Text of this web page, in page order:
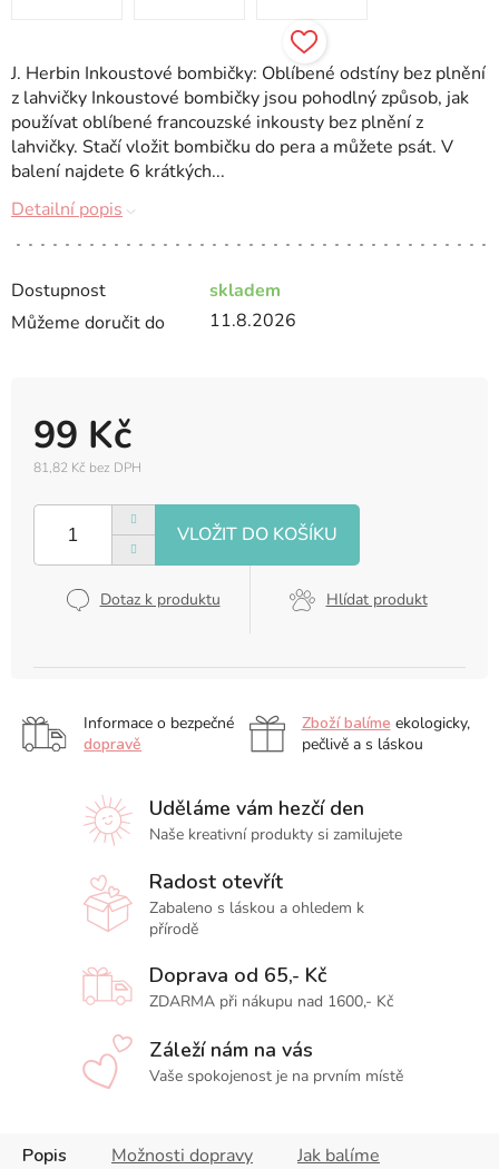
Dostupnost
skladem
Můžeme doručit do
11.8.2026
99 Kč
81,82 Kč bez DPH
cena:
Dotaz k produktu Hlídat produkt
J. Herbin Inkoustové bombičky: Oblíbené odstíny bez plnění
z lahvičky Inkoustové bombičky jsou pohodlný způsob, jak
používat oblíbené francouzské inkousty bez plnění z
lahvičky. Stačí vložit bombičku do pera a můžete psát. V
balení najdete 6 krátkých...
Detailní popis
Informace o bezpečné
dopravě
Zboží balíme ekologicky,
pečlivě a s láskou
Uděláme vám hezčí den
Naše kreativní produkty si zamilujete
Radost otevřít
Zabaleno s láskou a ohledem k
přírodě
Doprava od 65,- Kč
ZDARMA při nákupu nad 1600,- Kč
Záleží nám na vás
Vaše spokojenost je na prvním místě
Popis Možnosti dopravy
Jak balíme